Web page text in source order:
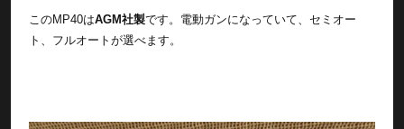
このMP40はAGM社製です。電動ガンになっていて、セミオー
ト、フルオートが選べます。